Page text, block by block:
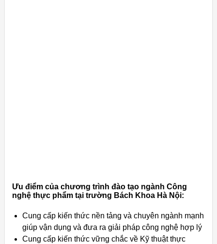
Ưu điểm của chương trình đào tạo ngành Công
nghệ thực phẩm tại trường Bách Khoa Hà Nội:
Cung cấp kiến thức nền tảng và chuyên ngành mạnh
giúp vận dụng và đưa ra giải pháp công nghệ hợp lý
Cung cấp kiến thức vững chắc về Kỹ thuật thực